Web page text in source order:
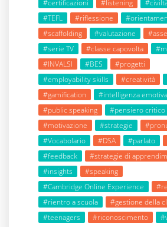
#certificazioni
#listening
#TEFL
#riflessione
#scaffolding
#valutazione
#serie TV
#classe capovolta
#INVALSI
#BES
#progetti
#employability skills
#creatività
#gamification
#intelligenza emotiva
#public speaking
#pensiero critico
#motivazione
#strategie
#Vocabolario
#DSA #parlato
#feedback
#strategie di
#insights
#speaking
#Cambridge Online Experience
#rientro a scuola
#gestione della
#teenagers
#riconoscimento